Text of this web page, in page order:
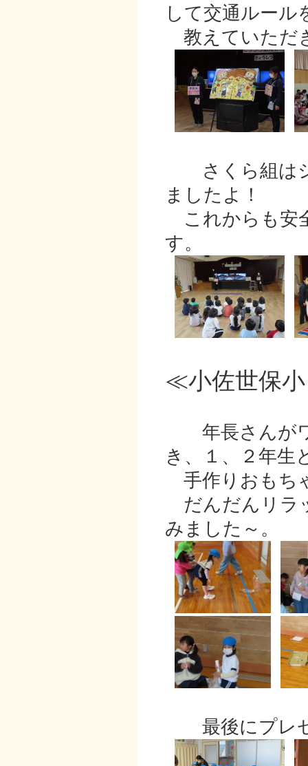
して交通ルール
教えていただ
さくら組はシ
ましたよ！
これからも安
す。
≪小佐世保
年長さんがワ
き、１、２年生
手作りおもち
だんだんリラ
みました～。
最後にプレ